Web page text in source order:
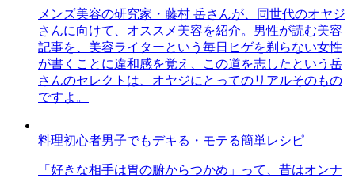
メンズ美容の研究家・藤村 岳さんが、同世代のオヤジ
さんに向けて、オススメ美容を紹介。男性が読む美容
記事を、美容ライターという毎日ヒゲを剃らない女性
が書くことに違和感を覚え、この道を志したという岳
さんのセレクトは、オヤジにとってのリアルそのもの
ですよ。
料理初心者男子でもデキる・モテる簡単レシピ
「好きな相手は胃の腑からつかめ」って、昔はオンナ